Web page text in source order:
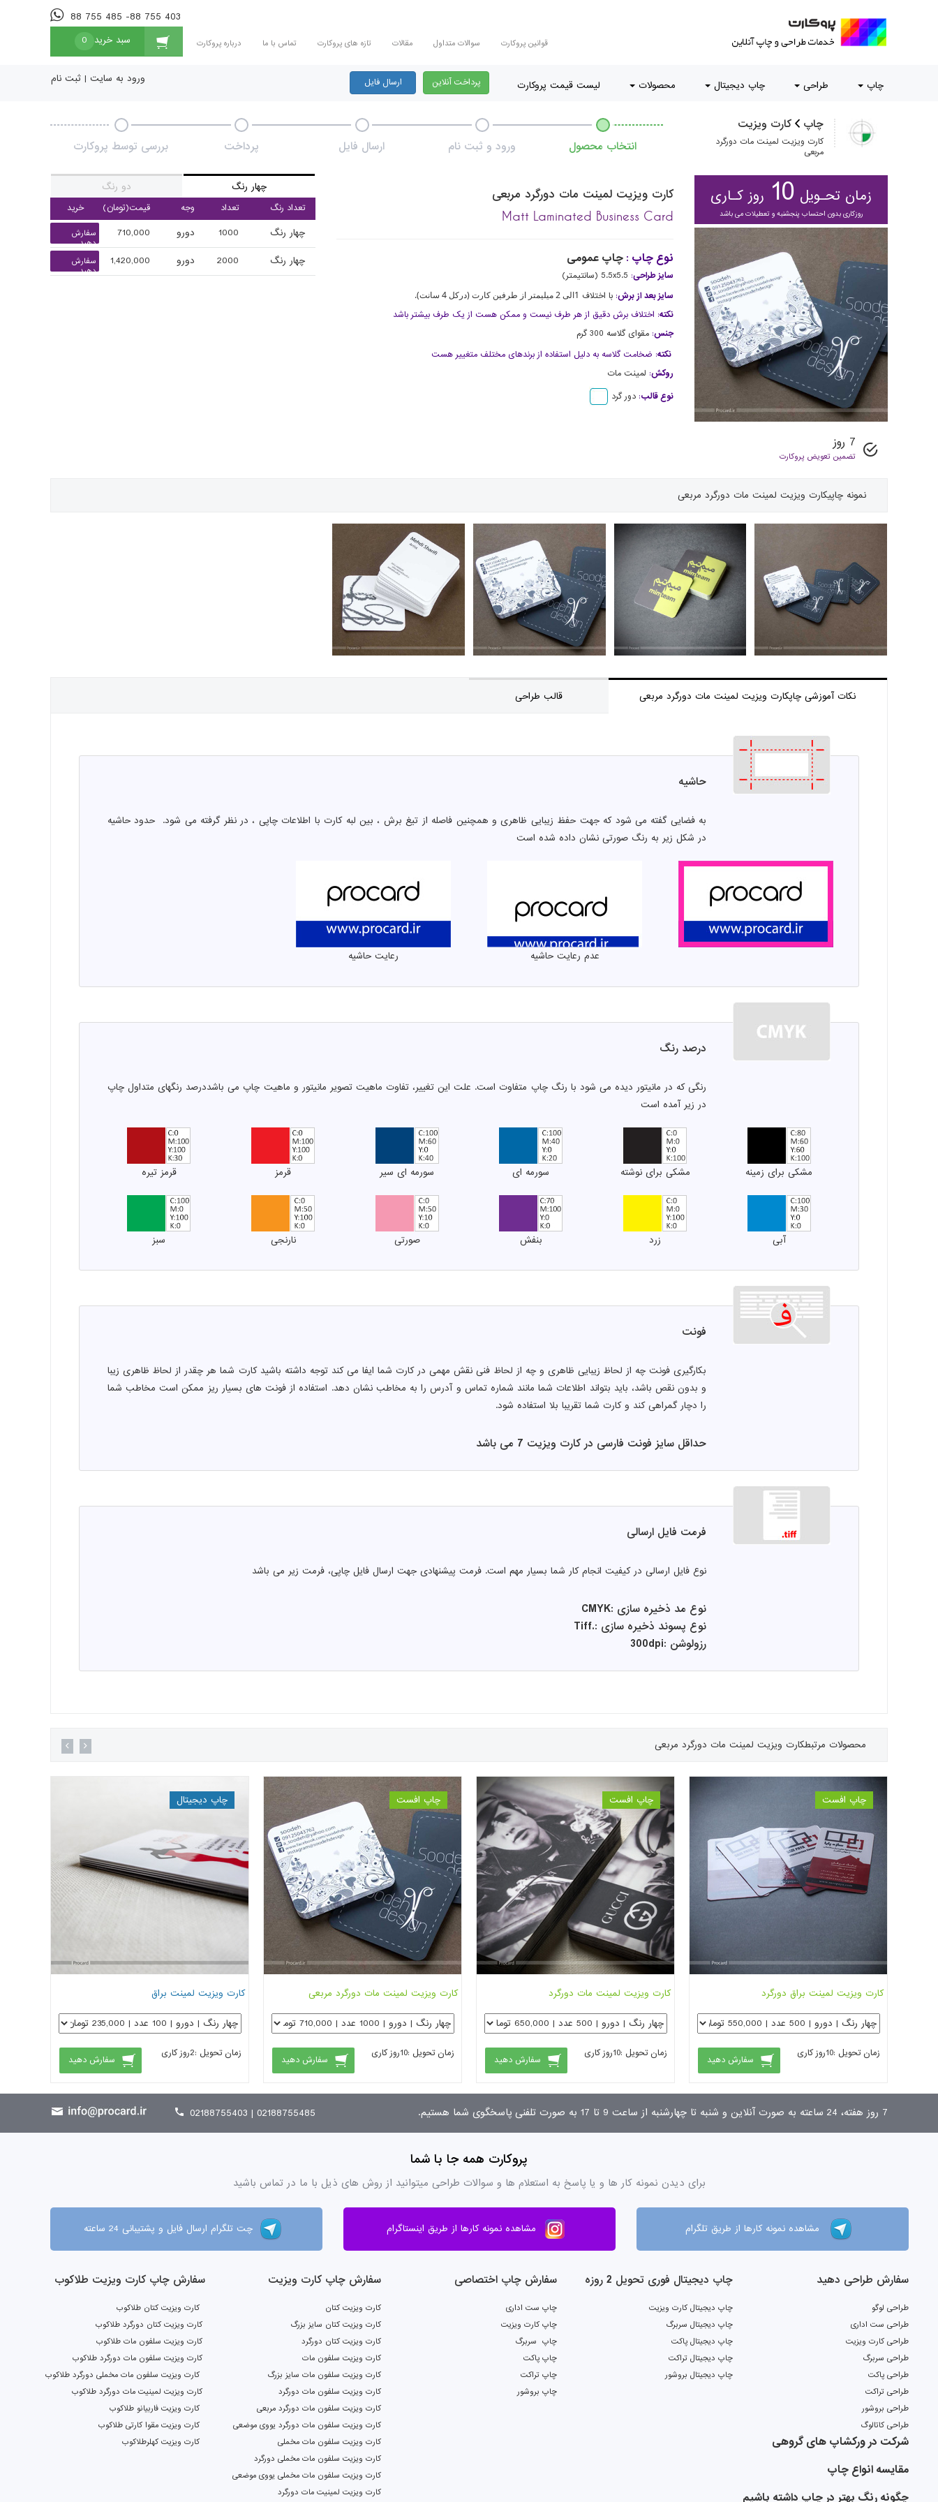
قوانین پروکارت سوالات متداول مقالات تازه های پروکارت تماس با ما درباره پروکارت
88 755 485 -88 755 403
سبد خرید 0
چاپ طراحی چاپ دیجیتال محصولات لیست قیمت پروکارت پرداخت آنلاین ارسال فایل ورود به سایت | ثبت نام
چاپ کارت ویزیت
کارت ویزیت لمینت مات دورگرد
مربعی
انتخاب محصول ورود و ثبت نام ارسال فایل پرداخت بررسی توسط پروکارت
زمان تحـویل 10 روز کـاری
روزکاری بدون احتساب پنجشنبه و تعطیلات می باشد
7 روز
تضمین تعویض پروکارت
کارت ویزیت لمینت مات دورگرد مربعی
Matt Laminated Business Card
نوع چاپ :چاپ عمومی
سایز طراحی: 5.5x5.5 (سانتیمتر)
سایز بعد از برش:با اختلاف 1الی 2 میلیمتر از طرفین کارت (درکل 4 سانت).
نکته: اختلاف برش دقیق از هر طرف نیست و ممکن هست از یک طرف بیشتر باشد
جنس:مقوای گلاسه 300 گرم
نکته: ضخامت گلاسه به دلیل استفاده از برندهای مختلف متغییر هست
روکش: لمینت مات
نوع قالب:دور گرد
چهار رنگ دو رنگ
تعداد رنگ تعداد وجه قیمت(تومان) خرید
چهار رنگ 1000 دورو 710,000
سفارش
دهید
چهار رنگ 2000 دورو 1,420,000
سفارش
دهید
نمونه چاپیکارت ویزیت لمینت مات دورگرد مربعی
نکات آموزشی چاپکارت ویزیت لمینت مات دورگرد مربعی قالب طراحی
حاشیه
به فضایی گفته می شود که جهت حفظ زیبایی ظاهری و همچنین فاصله از تیغ برش ، بین لبه کارت با اطلاعات چاپی ، در نظر گرفته می شود. حدود حاشیه
در شکل زیر به رنگ صورتی نشان داده شده است
عدم رعایت حاشیه رعایت حاشیه
درصد رنگ
رنگی که در مانیتور دیده می شود با رنگ چاپ متفاوت است. علت این تغییر، تفاوت ماهیت تصویر مانیتور و ماهیت چاپ می باشددرصد رنگهای متداول چاپ
در زیر آمده است
مشکی برای زمینه مشکی برای نوشته سورمه ای سورمه ای سیر قرمز قرمز تیره
آبی زرد بنفش صورتی نارنجی سبز
فونت
بکارگیری فونت چه از لحاظ زیبایی ظاهری و چه از لحاظ فنی نقش مهمی در کارت شما ایفا می کند توجه داشته باشید کارت شما هر چقدر از لحاظ ظاهری زیبا
و بدون نقص باشد، باید بتواند اطلاعات شما مانند شماره تماس و آدرس را به مخاطب نشان دهد. استفاده از فونت های بسیار ریز ممکن است مخاطب شما
را دچار گمراهی کند و کارت شما تقریبا بلا استفاده شود.
حداقل سایز فونت فارسی در کارت ویزیت 7 می باشد
فرمت فایل ارسالی
نوع فایل ارسالی در کیفیت انجام کار شما بسیار مهم است. فرمت پیشنهادی جهت ارسال فایل چاپی، فرمت زیر می باشد
نوع مد ذخیره سازی :CMYK
نوع پسوند ذخیره سازی :.Tiff
رزولوشن :300dpi
محصولات مرتبطکارت ویزیت لمینت مات دورگرد مربعی Previous Next
چاپ افست
کارت ویزیت لمینت براق دورگرد
زمان تحویل :10روز کاری
سفارش دهید
چاپ افست
کارت ویزیت لمینت مات دورگرد
زمان تحویل :10روز کاری
سفارش دهید
چاپ افست
کارت ویزیت لمینت مات دورگرد مربعی
زمان تحویل :10روز کاری
سفارش دهید
چاپ دیجیتال
کارت ویزیت لمینت براق
زمان تحویل :2روز کاری
سفارش دهید
7 روز هفته، 24 ساعته به صورت آنلاین و شنبه تا چهارشنبه از ساعت 9 تا 17 به صورت تلفنی پاسخگوی شما هستیم. 02188755485 | 02188755403
پروکارت همه جا با شما
برای دیدن نمونه کار ها و یا پاسخ به استعلام ها و سوالات طراحی میتوانید از روش های ذیل با ما در تماس باشید
مشاهده نمونه کارها از طریق تلگرام مشاهده نمونه کارها از طریق اینستاگرام چت تلگرام ارسال فایل و پشتیبانی 24 ساعته
سفارش طراحی دهید
طراحی لوگو
طراحی ست اداری
طراحی کارت ویزیت
طراحی سربرگ
طراحی پاکت
طراحی تراکت
طراحی بروشور
طراحی کاتالوگ
شرکت در ورکشاپ های گروهی
مقایسه انواع چاپ
چگونه رنگ بهتر در چاپ داشته باشیم
چاپ دیجیتال فوری تحویل 2 روزه
چاپ دیجیتال کارت ویزیت
چاپ دیجیتال سربرگ
چاپ دیجیتال پاکت
چاپ دیجیتال تراکت
چاپ دیجیتال بروشور
سفارش چاپ اختصاصی
چاپ ست اداری
چاپ کارت ویزیت
چاپ سربرگ
چاپ پاکت
چاپ تراکت
چاپ بروشور
سفارش چاپ کارت ویزیت
کارت ویزیت کتان
کارت ویزیت کتان سایز بزرگ
کارت ویزیت کتان دورگرد
کارت ویزیت سلفون مات
کارت ویزیت سلفون مات سایز بزرگ
کارت ویزیت سلفون مات دورگرد
کارت ویزیت سلفون مات دورگرد مربعی
کارت ویزیت سلفون مات دورگرد یووی موضعی
کارت ویزیت سلفون مات مخملی
کارت ویزیت سلفون مات مخملی دورگرد
کارت ویزیت سلفون مات مخملی یووی موضعی
کارت ویزیت لمینیت مات دورگرد
سفارش چاپ کارت ویزیت طلاکوب
کارت ویزیت کتان طلاکوب
کارت ویزیت کتان دورگرد طلاکوب
کارت ویزیت سلفون مات طلاکوب
کارت ویزیت سلفون مات دورگرد طلاکوب
کارت ویزیت سلفون مات مخملی دورگرد طلاکوب
کارت ویزیت لمینیت مات دورگرد طلاکوب
کارت ویزیت فاربیانو طلاکوب
کارت ویزیت مقوا کارتی طلاکوب
کارت ویزیت کهلرطلاکوب